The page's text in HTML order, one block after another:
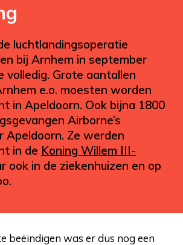
luchtlandingsoperatie
bij Arnhem in september
volledig. Grote aantallen
e.o. moesten worden
in Apeldoorn. Ook bijna 1800
Airborne’s
Apeldoorn. Ze werden
in de Koning Willem III-
ook in de ziekenhuizen en op
beëindigen was er dus nog een